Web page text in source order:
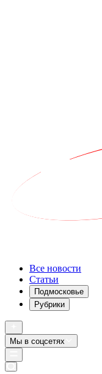
Все новости
Статьи
Подмосковье
Рубрики
Мы в соцсетях